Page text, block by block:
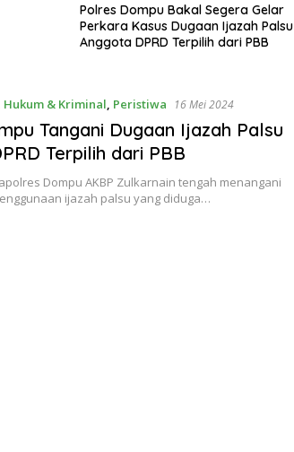
Polres Dompu Bakal Segera Gelar
Perkara Kasus Dugaan Ijazah Palsu
Anggota DPRD Terpilih dari PBB
Hukum & Kriminal, Peristiwa 16 Mei 2024
Tangani Dugaan Ijazah Palsu
Terpilih dari PBB
Dompu AKBP Zulkarnain tengah menangani
ijazah palsu yang diduga…